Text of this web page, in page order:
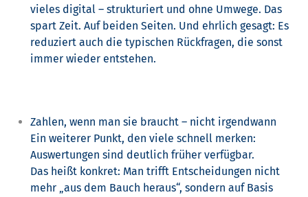
vieles digital – strukturiert und ohne Umwege. Das
spart Zeit. Auf beiden Seiten. Und ehrlich gesagt: Es
reduziert auch die typischen Rückfragen, die sonst
immer wieder entstehen.
Zahlen, wenn man sie braucht – nicht irgendwann
Ein weiterer Punkt, den viele schnell merken:
Auswertungen sind deutlich früher verfügbar.
Das heißt konkret: Man trifft Entscheidungen nicht
mehr „aus dem Bauch heraus“, sondern auf Basis